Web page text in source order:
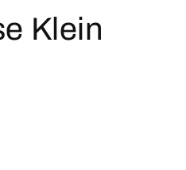
Klein